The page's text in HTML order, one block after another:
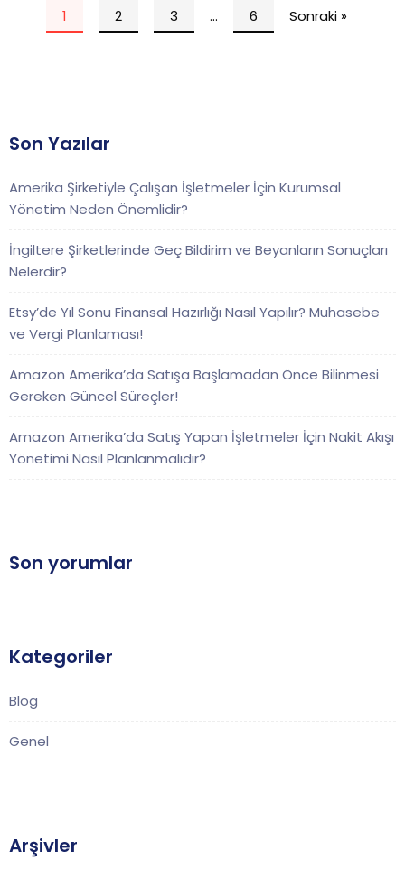
1 2 3 … 6 Sonraki »
Son Yazılar
Amerika Şirketiyle Çalışan İşletmeler İçin Kurumsal
Yönetim Neden Önemlidir?
İngiltere Şirketlerinde Geç Bildirim ve Beyanların Sonuçları
Nelerdir?
Etsy’de Yıl Sonu Finansal Hazırlığı Nasıl Yapılır? Muhasebe
ve Vergi Planlaması!
Amazon Amerika’da Satışa Başlamadan Önce Bilinmesi
Gereken Güncel Süreçler!
Amazon Amerika’da Satış Yapan İşletmeler İçin Nakit Akışı
Yönetimi Nasıl Planlanmalıdır?
Son yorumlar
Kategoriler
Blog
Genel
Arşivler